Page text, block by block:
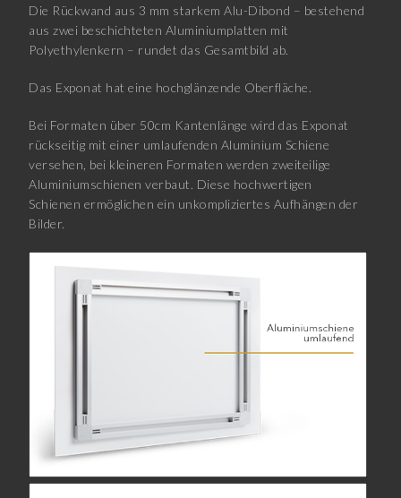
Die Rückwand aus 3 mm starkem Alu-Dibond – bestehend
aus zwei beschichteten Aluminiumplatten mit
Polyethylenkern – rundet das Gesamtbild ab.
Das Exponat hat eine hochglänzende Oberfläche.
Bei Formaten über 50cm Kantenlänge wird das Exponat
rückseitig mit einer umlaufenden Aluminium Schiene
versehen, bei kleineren Formaten werden zweiteilige
Aluminiumschienen verbaut. Diese hochwertigen
Schienen ermöglichen ein unkompliziertes Aufhängen der
Bilder.